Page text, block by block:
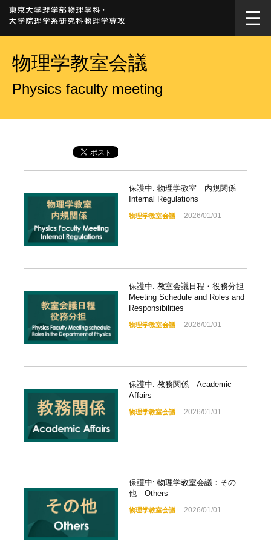
物理学教室会議
Physics faculty meeting
保護中: 物理学教室 内規関係
Internal Regulations
物理学教室会議 2026/01/01
保護中: 教室会議日程・役務分担
Meeting Schedule and Roles and
Responsibilities
物理学教室会議 2026/01/01
保護中: 教務関係 Academic
Affairs
物理学教室会議 2026/01/01
保護中: 物理学教室会議：その
他 Others
物理学教室会議 2026/01/01